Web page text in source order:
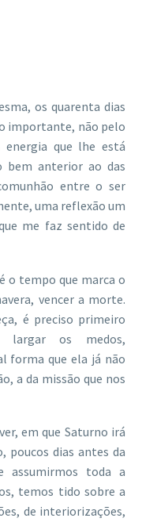
os quarenta dias
importante, não pelo
que lhe está
bem anterior ao das
entre o ser
uma reflexão um
me faz sentido de
o tempo que marca o
vencer a morte.
é preciso primeiro
os medos,
forma que ela já não
a da missão que nos
em que Saturno irá
poucos dias antes da
assumirmos toda a
temos tido sobre a
de interiorizações,